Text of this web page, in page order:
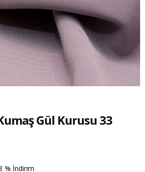
Gül Kurusu 33
% İndirim